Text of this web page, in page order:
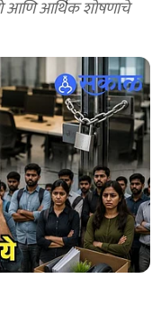
आणि आर्थिक शोषणाचे